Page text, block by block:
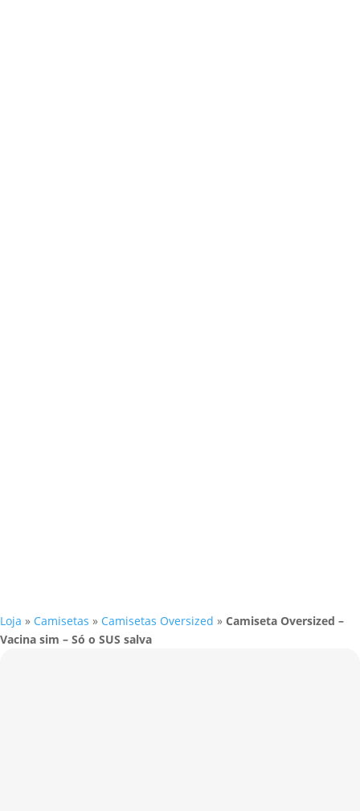
Loja » Camisetas » Camisetas Oversized » Camiseta Oversized –
Vacina sim – Só o SUS salva